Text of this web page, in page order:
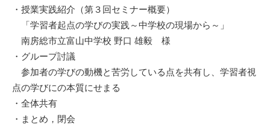
・授業実践紹介（第３回セミナー概要）
「学習者起点の学びの実践～中学校の現場から～」
南房総市立富山中学校 野口 雄毅 様
・グループ討議
参加者の学びの動機と苦労している点を共有し、学習者視
点の学びにの本質にせまる
・全体共有
・まとめ，閉会